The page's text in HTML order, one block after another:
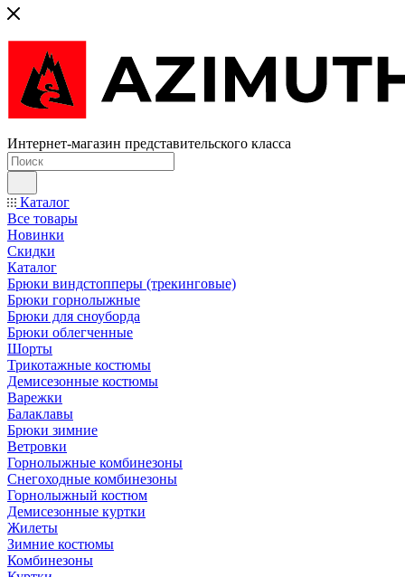
Интернет-магазин представительского класса
Каталог
Все товары
Новинки
Скидки
Каталог
Брюки виндстопперы (трекинговые)
Брюки горнолыжные
Брюки для сноуборда
Брюки облегченные
Шорты
Трикотажные костюмы
Демисезонные костюмы
Варежки
Балаклавы
Брюки зимние
Ветровки
Горнолыжные комбинезоны
Снегоходные комбинезоны
Горнолыжный костюм
Демисезонные куртки
Жилеты
Зимние костюмы
Комбинезоны